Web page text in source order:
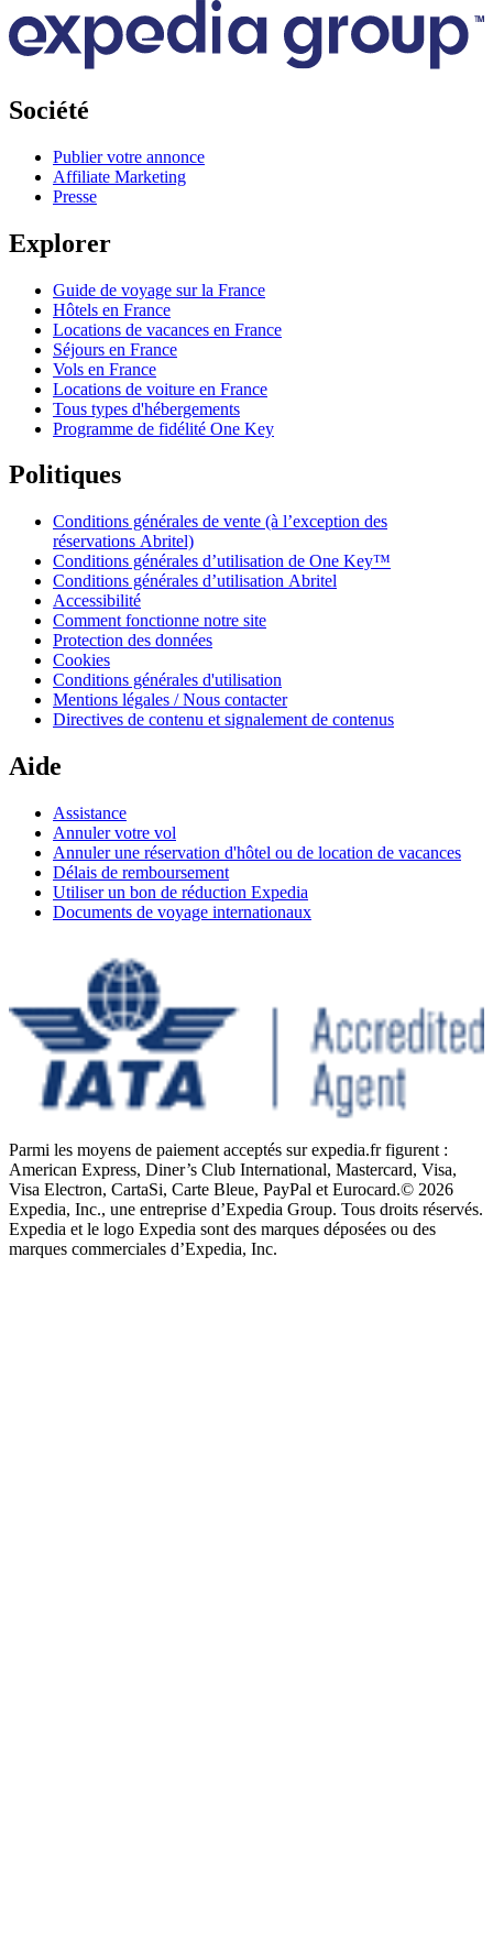
Société
Publier votre annonce
Affiliate Marketing
Presse
Explorer
Guide de voyage sur la France
Hôtels en France
Locations de vacances en France
Séjours en France
Vols en France
Locations de voiture en France
Tous types d'hébergements
Programme de fidélité One Key
Politiques
Conditions générales de vente (à l’exception des
réservations Abritel)
Conditions générales d’utilisation de One Key™
Conditions générales d’utilisation Abritel
Accessibilité
Comment fonctionne notre site
Protection des données
Cookies
Conditions générales d'utilisation
Mentions légales / Nous contacter
Directives de contenu et signalement de contenus
Aide
Assistance
Annuler votre vol
Annuler une réservation d'hôtel ou de location de vacances
Délais de remboursement
Utiliser un bon de réduction Expedia
Documents de voyage internationaux
Parmi les moyens de paiement acceptés sur expedia.fr figurent :
American Express, Diner’s Club International, Mastercard, Visa,
Visa Electron, CartaSi, Carte Bleue, PayPal et Eurocard.© 2026
Expedia, Inc., une entreprise d’Expedia Group. Tous droits réservés.
Expedia et le logo Expedia sont des marques déposées ou des
marques commerciales d’Expedia, Inc.